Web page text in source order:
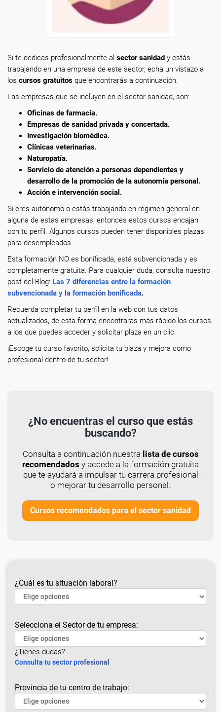
Si te dedicas profesionalmente al sector sanidad y estás
trabajando en una empresa de este sector, echa un vistazo a
los cursos gratuitos que encontrarás a continuación.
Las empresas que se incluyen en el sector sanidad, son:
Oficinas de farmacia.
Empresas de sanidad privada y concertada.
Investigación biomédica.
Clínicas veterinarias.
Naturopatía.
Servicio de atención a personas dependientes y
desarrollo de la promoción de la autonomía personal.
Acción e intervención social.
Si eres autónomo o estás trabajando en régimen general en
alguna de estas empresas, entonces estos cursos encajan
con tu perfil. Algunos cursos pueden tener disponibles plazas
para desempleados.
Esta formación NO es bonificada, está subvencionada y es
completamente gratuita. Para cualquier duda, consulta nuestro
post del Blog: Las 7 diferencias entre la formación
subvencionada y la formación bonificada.
Recuerda completar tu perfil en la web con tus datos
actualizados, de esta forma encontrarás más rápido los cursos
a los que puedes acceder y solicitar plaza en un clic.
¡Escoge tu curso favorito, solicita tu plaza y mejora como
profesional dentro de tu sector!
¿No encuentras el curso que estás
buscando?
Consulta a continuación nuestra lista de cursos
recomendados y accede a la formación gratuita
que te ayudará a impulsar tu carrera profesional
o mejorar tu desarrollo personal.
Cursos recomendados para el sector sanidad
¿Cuál es tu situación laboral?
Selecciona el Sector de tu empresa:
¿Tienes dudas?
Consulta tu sector profesional
Provincia de tu centro de trabajo: